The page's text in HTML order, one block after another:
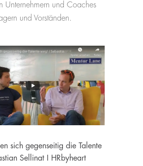
Unternehmern und Coaches
und Vorständen.
sich gegenseitig die Talente
Sellinat I HRbyheart